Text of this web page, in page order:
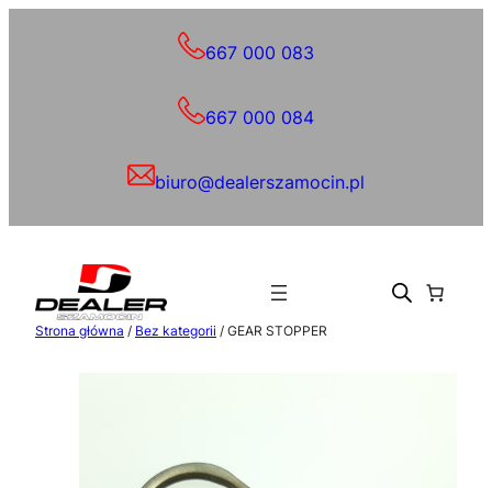
667 000 083
667 000 084
biuro@dealerszamocin.pl
Strona główna / Bez kategorii / GEAR STOPPER